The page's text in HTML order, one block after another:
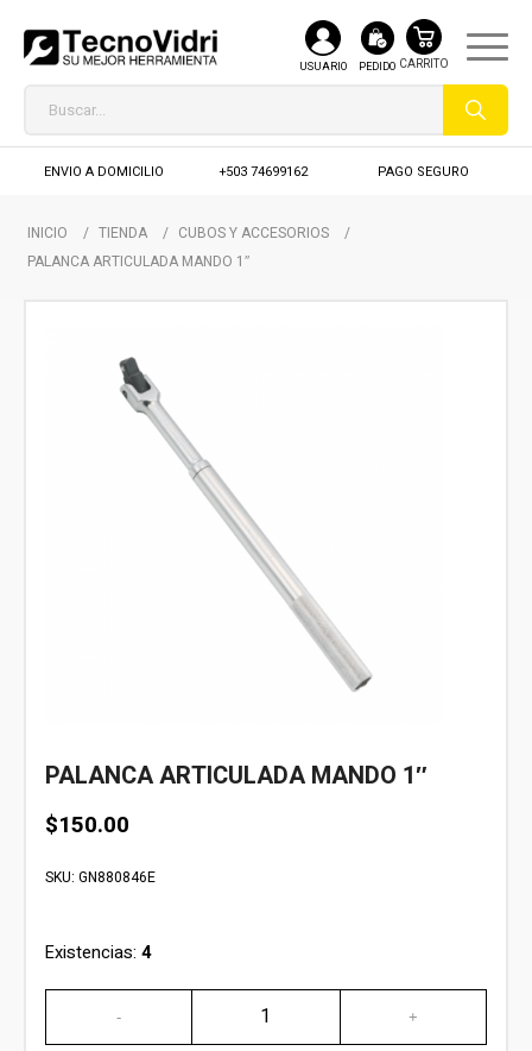
USUARIO PEDIDO
ENVIO A DOMICILIO +503 74699162 PAGO SEGURO
INICIO / TIENDA / CUBOS Y ACCESORIOS
/
PALANCA ARTICULADA MANDO 1″
PALANCA ARTICULADA MANDO 1″
$150.00
SKU: GN880846E
Existencias: 4